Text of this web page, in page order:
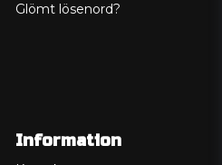
Glömt lösenord?
Information